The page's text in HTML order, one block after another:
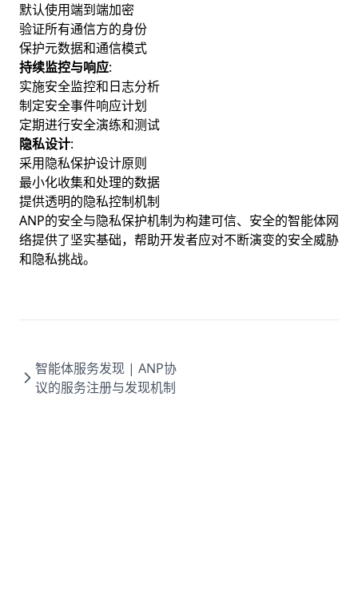
默认使用端到端加密
验证所有通信方的身份
保护元数据和通信模式
持续监控与响应:
实施安全监控和日志分析
制定安全事件响应计划
定期进行安全演练和测试
隐私设计:
采用隐私保护设计原则
最小化收集和处理的数据
提供透明的隐私控制机制
ANP的安全与隐私保护机制为构建可信、安全的智能体网
络提供了坚实基础，帮助开发者应对不断演变的安全威胁
和隐私挑战。
智能体服务发现 | ANP协
议的服务注册与发现机制